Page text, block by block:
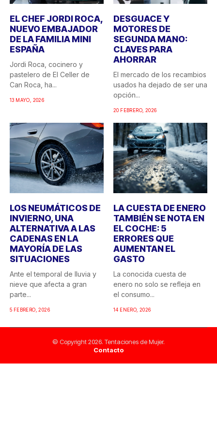
EL CHEF JORDI ROCA,
NUEVO EMBAJADOR
DE LA FAMILIA MINI
ESPAÑA
Jordi Roca, cocinero y
pastelero de El Celler de
Can Roca, ha...
13 MAYO, 2026
DESGUACE Y
MOTORES DE
SEGUNDA MANO:
CLAVES PARA
AHORRAR
El mercado de los recambios
usados ha dejado de ser una
opción...
20 FEBRERO, 2026
LOS NEUMÁTICOS DE
INVIERNO, UNA
ALTERNATIVA A LAS
CADENAS EN LA
MAYORÍA DE LAS
SITUACIONES
Ante el temporal de lluvia y
nieve que afecta a gran
parte...
5 FEBRERO, 2026
LA CUESTA DE ENERO
TAMBIÉN SE NOTA EN
EL COCHE: 5
ERRORES QUE
AUMENTAN EL
GASTO
La conocida cuesta de
enero no solo se refleja en
el consumo...
14 ENERO, 2026
© Copyright 2026. Tentaciones de Mujer.
Contacto